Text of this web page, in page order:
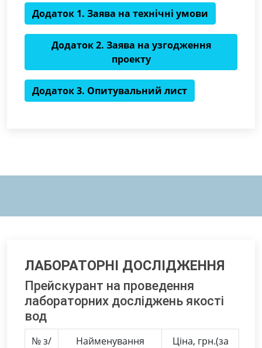
Додаток 1. Заява на технічні умови
Додаток 2. Заява на узгодження
проекту
Додаток 3. Опитувальний лист
ЛАБОРАТОРНІ ДОСЛІДЖЕННЯ
Прейскурант на проведення
лабораторних досліджень якості
вод
№ з/
Найменування
Ціна, грн.(за